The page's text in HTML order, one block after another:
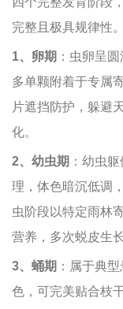
完整且极具规律性。
1、卵期 ：虫卵呈
多单颗附着于专属
片遮挡防护，躲避
化。
2、幼虫期 ：幼虫
理，体色暗沉低调
虫阶段以特定雨林
营养，多次蜕皮生
3、蛹期 ：属于典
色，可完美贴合枝